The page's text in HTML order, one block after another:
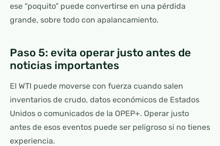
ese “poquito” puede convertirse en una pérdida
grande, sobre todo con apalancamiento.
Paso 5: evita operar justo antes de
noticias importantes
El WTI puede moverse con fuerza cuando salen
inventarios de crudo, datos económicos de Estados
Unidos o comunicados de la OPEP+. Operar justo
antes de esos eventos puede ser peligroso si no tienes
experiencia.